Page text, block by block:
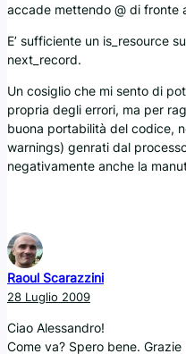
accade mettendo @ di fronte
E’ sufficiente un is_resource
next_record.
Un cosiglio che mi sento di
propria degli errori, ma per
buona portabilità del codice,
warnings) genrati dal
negativamente anche la
Raoul Scarazzini
28 Luglio 2009
Ciao Alessandro!
Come va? Spero bene.